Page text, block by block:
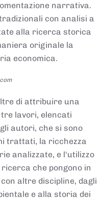
narrativa.
con analisi a
alla ricerca storica
originale la
economica.
di attribuire una
lavori, elencati
autori, che si sono
trattati, la ricchezza
analizzate, e l'utilizzo
che pongono in
altre discipline, dagli
e alla storia dei